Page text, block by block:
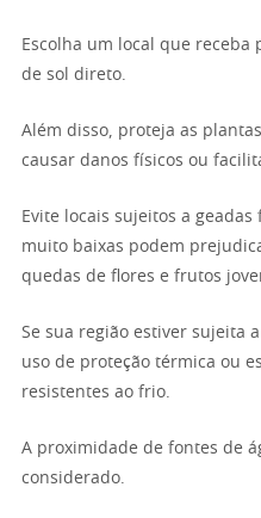
Escolha um local que receba
de sol direto.
Além disso, proteja as
causar danos físicos ou
Evite locais sujeitos a
muito baixas podem
quedas de flores e frutos
Se sua região estiver sujeita
uso de proteção térmica ou
resistentes ao frio.
A proximidade de fontes de
considerado.